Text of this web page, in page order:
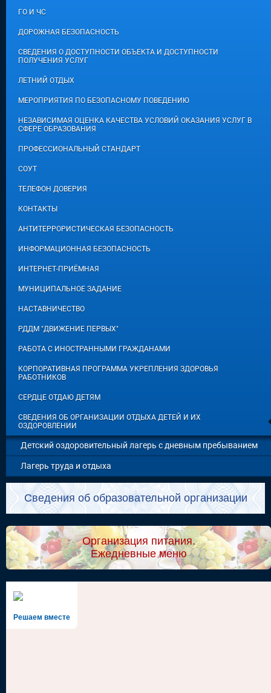
ГО И ЧС
ДОРОЖНАЯ БЕЗОПАСНОСТЬ
СВЕДЕНИЯ О ДОСТУПНОСТИ ОБЪЕКТА И ДОСТУПНОСТИ
ПОЛУЧЕНИЯ УСЛУГ
ЛЕТНИЙ ОТДЫХ
МЕРОПРИЯТИЯ ПО БЕЗОПАСНОМУ ПОВЕДЕНИЮ
НЕЗАВИСИМАЯ ОЦЕНКА КАЧЕСТВА УСЛОВИЙ ОКАЗАНИЯ УСЛУГ В
СФЕРЕ ОБРАЗОВАНИЯ
ПРОФЕССИОНАЛЬНЫЙ СТАНДАРТ
СОУТ
ТЕЛЕФОН ДОВЕРИЯ
КОНТАКТЫ
АНТИТЕРРОРИСТИЧЕСКАЯ БЕЗОПАСНОСТЬ
ИНФОРМАЦИОННАЯ БЕЗОПАСНОСТЬ
ИНТЕРНЕТ-ПРИЁМНАЯ
МУНИЦИПАЛЬНОЕ ЗАДАНИЕ
НАСТАВНИЧЕСТВО
РДДМ "ДВИЖЕНИЕ ПЕРВЫХ"
РАБОТА С ИНОСТРАННЫМИ ГРАЖДАНАМИ
КОРПОРАТИВНАЯ ПРОГРАММА УКРЕПЛЕНИЯ ЗДОРОВЬЯ
РАБОТНИКОВ
СЕРДЦЕ ОТДАЮ ДЕТЯМ
СВЕДЕНИЯ ОБ ОРГАНИЗАЦИИ ОТДЫХА ДЕТЕЙ И ИХ
ОЗДОРОВЛЕНИИ
Детский оздоровительный лагерь с дневным пребыванием
Лагерь труда и отдыха
Сведения об образовательной организации
Организация питания.
Ежедневные меню
Решаем вместе